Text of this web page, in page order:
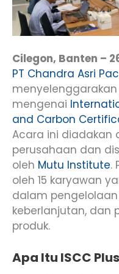
Cilegon, Banten –
PT Chandra Asri
mengenai
and Carbon
Acara ini diadakan
perusahaan dan
oleh Mutu Institute.
oleh 15 karyawan
dalam
keberlanjutan, dan
produk.
Apa Itu ISCC